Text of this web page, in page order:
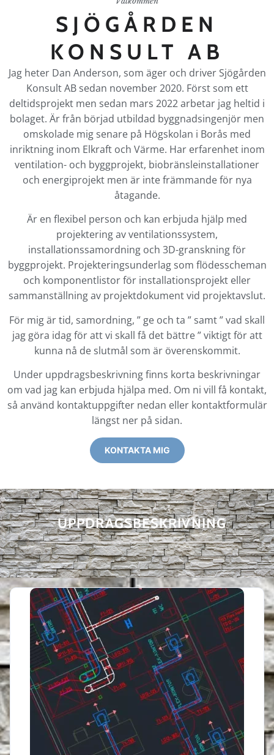
SJÖGÅRDEN
KONSULT AB
Jag heter Dan Anderson, som äger och driver Sjögården
Konsult AB sedan november 2020. Först som ett
deltidsprojekt men sedan mars 2022 arbetar jag heltid i
bolaget. Är från börjad utbildad byggnadsingenjör men
omskolade mig senare på Högskolan i Borås med
inriktning inom Elkraft och Värme. Har erfarenhet inom
ventilation- och byggprojekt, biobränsleinstallationer
och energiprojekt men är inte främmande för nya
åtagande.
Är en flexibel person och kan erbjuda hjälp med
projektering av ventilationssystem,
installationssamordning och 3D-granskning för
byggprojekt. Projekteringsunderlag som flödesscheman
och komponentlistor för installationsprojekt eller
sammanställning av projektdokument vid projektavslut.
För mig är tid, samordning, ” ge och ta ” samt ” vad skall
jag göra idag för att vi skall få det bättre ” viktigt för att
kunna nå de slutmål som är överenskommit.
Under uppdragsbeskrivning finns korta beskrivningar
om vad jag kan erbjuda hjälpa med. Om ni vill få kontakt,
så använd kontaktuppgifter nedan eller kontaktformulär
längst ner på sidan.
KONTAKTA MIG
UPPDRAGSBESKRIVNING